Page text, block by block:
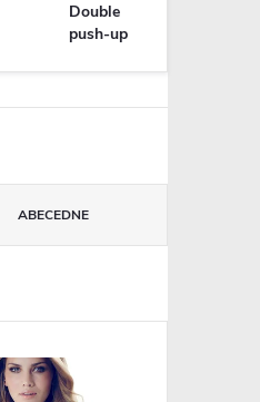
Double
push-up
ABECEDNE